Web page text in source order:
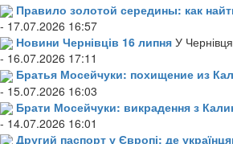
Правило золотой середины: как
- 17.07.2026 16:57
Новини Чернівців 16 липня У
- 16.07.2026 17:11
Братья Мосейчуки: похищение из
- 15.07.2026 16:03
Брати Мосейчуки: викрадення з
- 14.07.2026 16:01
Другий паспорт у Європі: де